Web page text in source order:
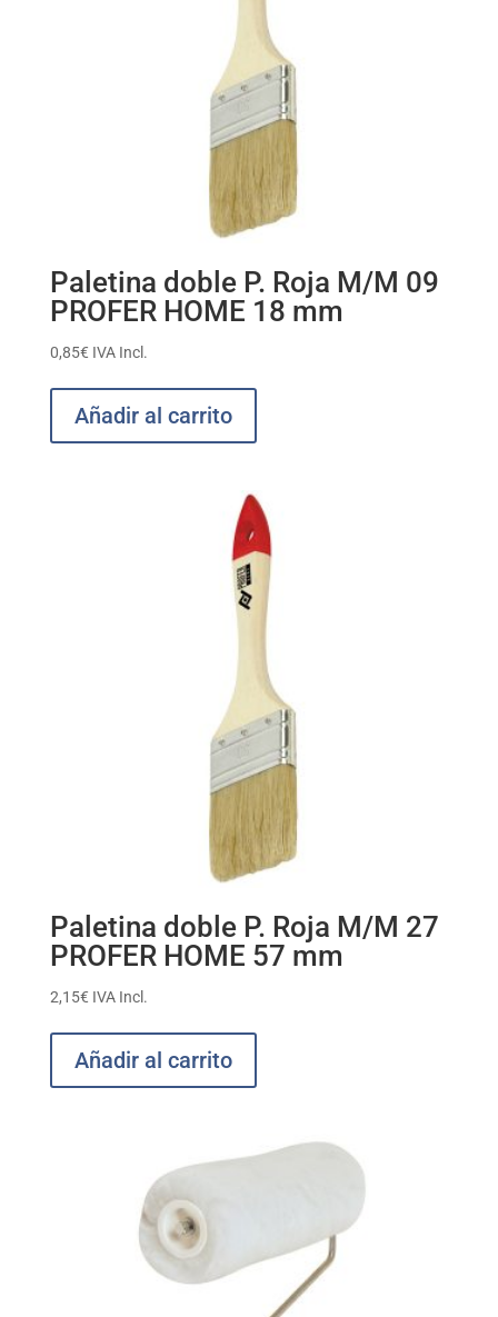
Paletina doble P. Roja M/M 09
PROFER HOME 18 mm
0,85€ IVA Incl.
Añadir al carrito
Paletina doble P. Roja M/M 27
PROFER HOME 57 mm
2,15€ IVA Incl.
Añadir al carrito